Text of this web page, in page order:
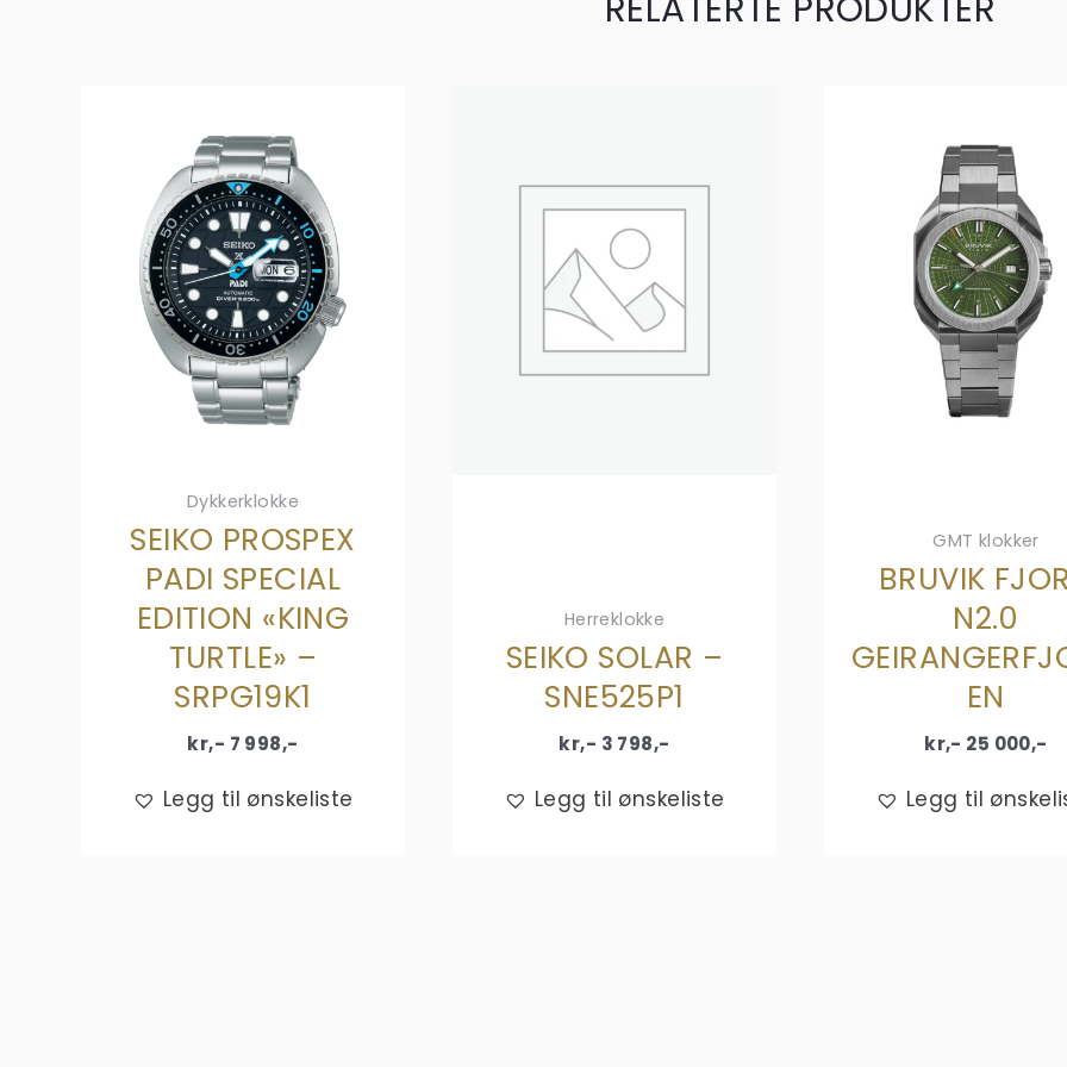
Dykkerklokke
SEIKO PROSPEX
PADI SPECIAL
EDITION «KING
TURTLE» –
SRPG19K1
kr,- 7 998,-
Legg til ønskeliste
Herreklokke
SEIKO SOLAR –
SNE525P1
kr,- 3 798,-
Legg til ønskeliste
GMT klokker
BRUVIK
N2.0
EN
kr,- 25 000,-
Legg til